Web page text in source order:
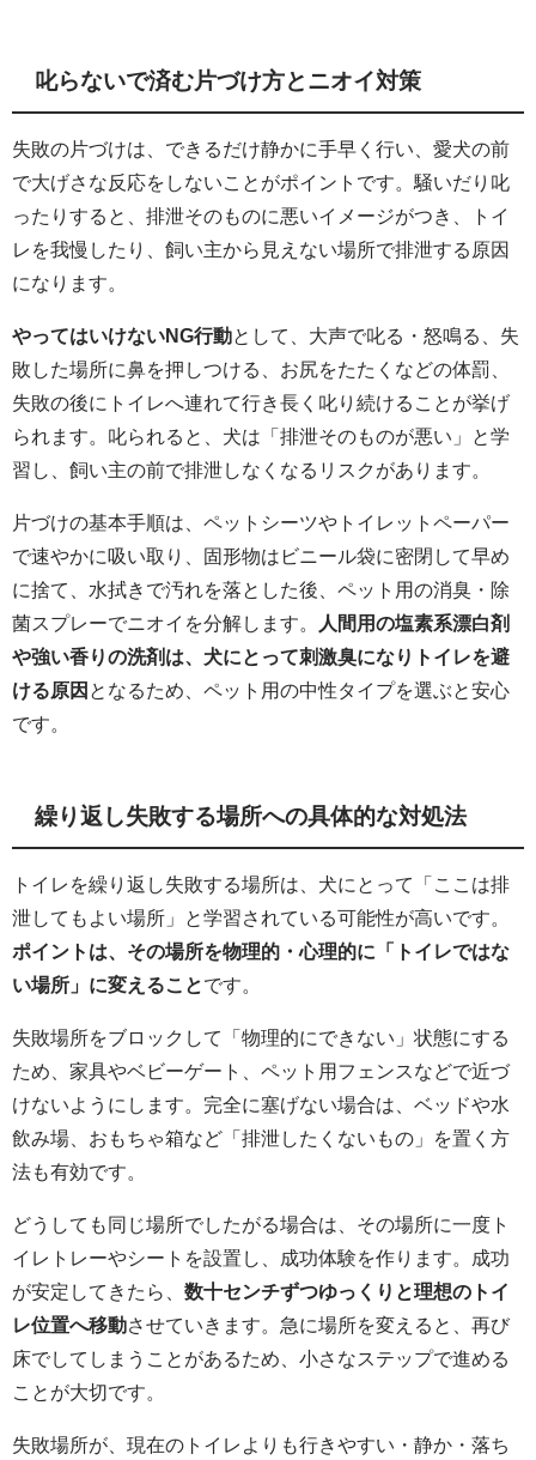
叱らないで済む片づけ方とニオイ対策
失敗の片づけは、できるだけ静かに手早く行い、愛犬の前
で大げさな反応をしないことがポイントです。騒いだり叱
ったりすると、排泄そのものに悪いイメージがつき、トイ
レを我慢したり、飼い主から見えない場所で排泄する原因
になります。
やってはいけないNG行動として、大声で叱る・怒鳴る、失
敗した場所に鼻を押しつける、お尻をたたくなどの体罰、
失敗の後にトイレへ連れて行き長く叱り続けることが挙げ
られます。叱られると、犬は「排泄そのものが悪い」と学
習し、飼い主の前で排泄しなくなるリスクがあります。
片づけの基本手順は、ペットシーツやトイレットペーパー
で速やかに吸い取り、固形物はビニール袋に密閉して早め
に捨て、水拭きで汚れを落とした後、ペット用の消臭・除
菌スプレーでニオイを分解します。
人間用の塩素系漂白剤
や強い香りの洗剤は、犬にとって刺激臭になりトイレを避
ける原因 となるため、ペット用の中性タイプを選ぶと安心
です。
繰り返し失敗する場所への具体的な対処法
トイレを繰り返し失敗する場所は、犬にとって「ここは排
泄してもよい場所」と学習されている可能性が高いです。
ポイントは、その場所を物理的・心理的に「トイレではな
い場所」に変えることです。
失敗場所をブロックして「物理的にできない」状態にする
ため、家具やベビーゲート、ペット用フェンスなどで近づ
けないようにします。完全に塞げない場合は、ベッドや水
飲み場、おもちゃ箱など「排泄したくないもの」を置く方
法も有効です。
どうしても同じ場所でしたがる場合は、その場所に一度ト
イレトレーやシートを設置し、成功体験を作ります。成功
が安定してきたら、 数十センチずつゆっくりと理想のトイ
レ位置へ移動させていきます。急に場所を変えると、再び
床でしてしまうことがあるため、小さなステップで進める
ことが大切です。
失敗場所が、現在のトイレよりも行きやすい・静か・落ち